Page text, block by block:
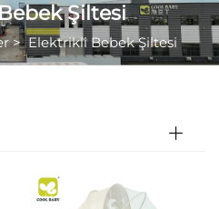
Şiltesi
>Elektrikli Bebek Şiltesi